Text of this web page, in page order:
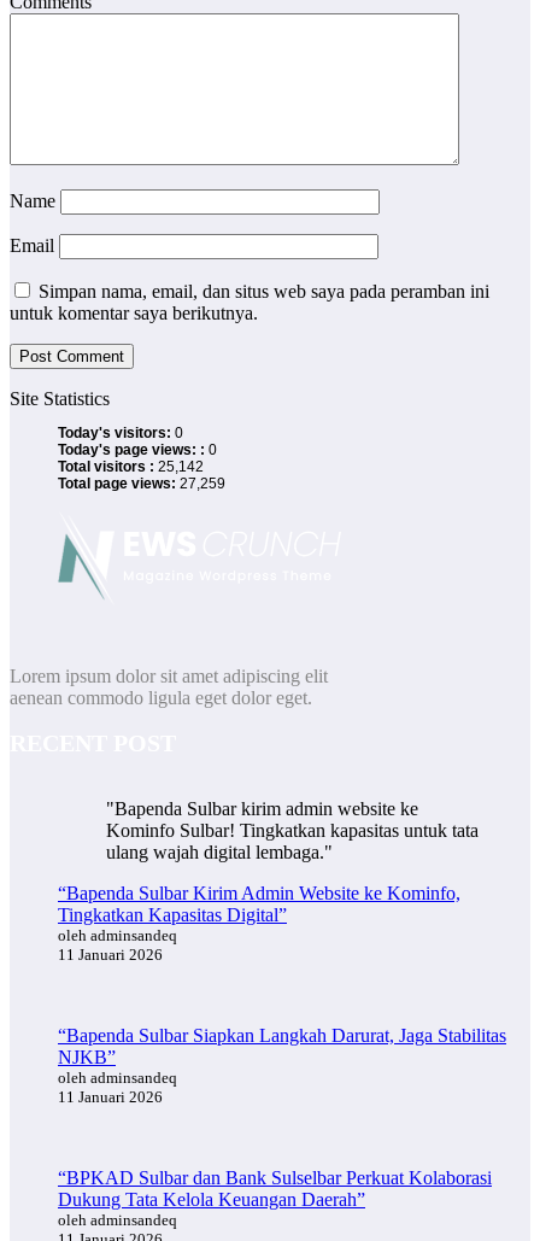
Name
Email
Simpan nama, email, dan situs web saya pada peramban ini
untuk komentar saya berikutnya.
Site Statistics
Today's visitors: 0
Today's page views: : 0
Total visitors : 25,142
Total page views: 27,259
Lorem ipsum dolor sit amet adipiscing elit
aenean commodo ligula eget dolor eget.
"Bapenda Sulbar kirim admin website ke
Kominfo Sulbar! Tingkatkan kapasitas untuk tata
ulang wajah digital lembaga."
“Bapenda Sulbar Kirim Admin Website ke Kominfo,
Tingkatkan Kapasitas Digital”
oleh adminsandeq
11 Januari 2026
“Bapenda Sulbar Siapkan Langkah Darurat, Jaga Stabilitas
NJKB”
oleh adminsandeq
11 Januari 2026
“BPKAD Sulbar dan Bank Sulselbar Perkuat Kolaborasi
Dukung Tata Kelola Keuangan Daerah”
oleh adminsandeq